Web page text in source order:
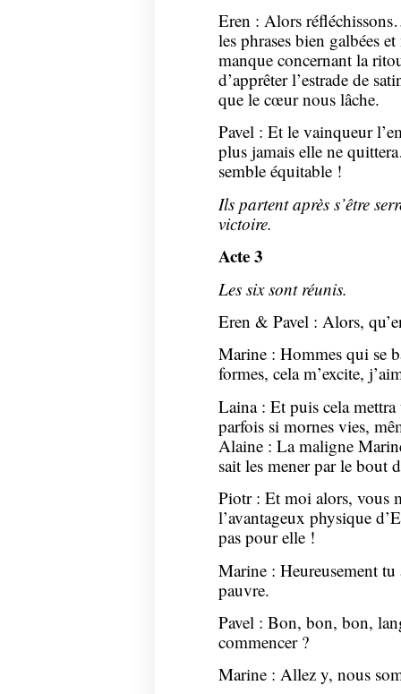
Eren : Alors
les phrases bien galbées
manque concernant la
d’apprêter l’estrade de
que le cœur nous lâche.
Pavel : Et le vainqueur
plus jamais elle ne
semble équitable !
Ils partent après s’être
victoire.
Acte 3
Les six sont réunis.
Eren & Pavel : Alors,
Marine : Hommes qui se
formes, cela m’excite,
Laina : Et puis cela
parfois si mornes vies,
Alaine : La maligne
sait les mener par le bout
Piotr : Et moi alors, vous
l’avantageux physique
pas pour elle !
Marine : Heureusement
pauvre.
Pavel : Bon, bon, bon,
commencer ?
Marine : Allez y, nous